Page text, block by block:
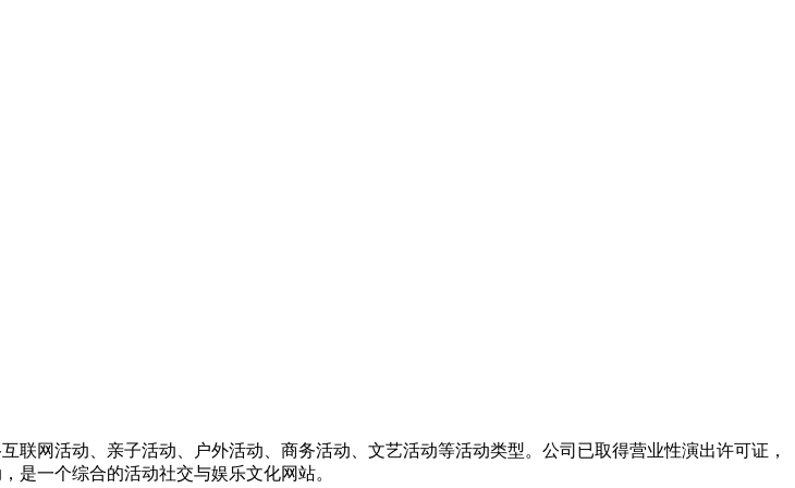
网活动、亲子活动、户外活动、商务活动、文艺活动等活动类型。公司已取得营业性演出许可证，
是一个综合的活动社交与娱乐文化网站。